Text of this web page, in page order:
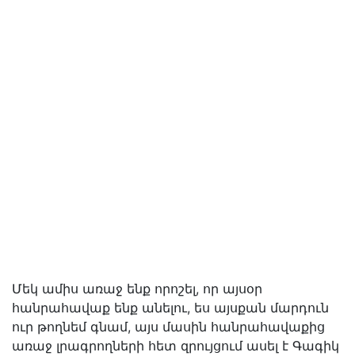
Մեկ ամիս առաջ ենք որոշել, որ այսօր
հանրահավաք ենք անելու, ես այսքան մարդուն
ուր թողնեմ գնամ, այս մասին հանրահավաքից
առաջ լրագրողների հետ զրույցում ասել է Գագիկ